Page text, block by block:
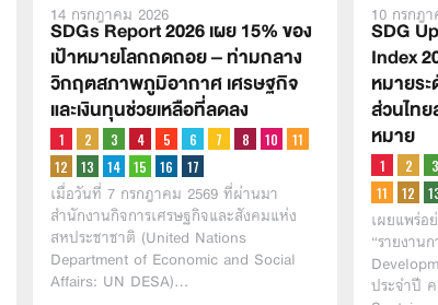
14 กรกฎาคม 2026
SDGs Report 2026 เผย 15% ของ
เป้าหมายโลกถดถอย – ท่ามกลาง
วิกฤตสภาพภูมิอากาศ เศรษฐกิจ
และเงินทุนช่วยเหลือที่ลดลง
เมื่อวันที่ 7 กรกฎาคม 2569 ที่ผ่านมา
สำนักงานกิจการเศรษฐกิจและสังคมแห่ง
สหประชาชาติ (United Nations
Department of Economic and Social
Affairs: UN DESA)…
10 กรกฎ
SDG
Index
หมายร
ส่วนไทย
หมาย
เผยแพร่อ
“รายงาน
ประจำปี